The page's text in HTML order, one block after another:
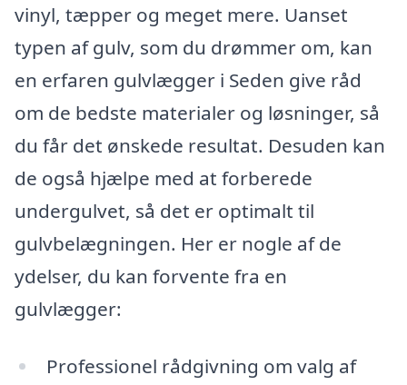
vinyl, tæpper og meget mere. Uanset
typen af gulv, som du drømmer om, kan
en erfaren gulvlægger i Seden give råd
om de bedste materialer og løsninger, så
du får det ønskede resultat. Desuden kan
de også hjælpe med at forberede
undergulvet, så det er optimalt til
gulvbelægningen. Her er nogle af de
ydelser, du kan forvente fra en
gulvlægger:
Professionel rådgivning om valg af